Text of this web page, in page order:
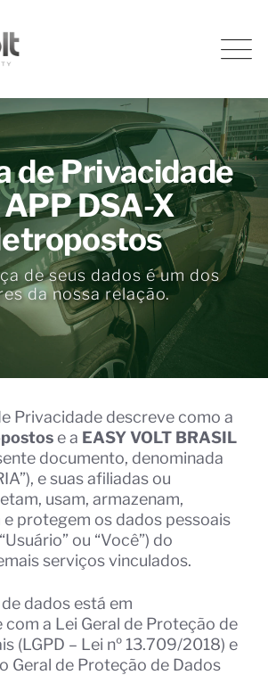
de Privacidade
DSA-X
de seus dados é um dos
da nossa relação.
Privacidade descreve como a
e a EASY VOLT BRASIL
documento, denominada
e suas afiliadas ou
usam, armazenam,
protegem os dados pessoais
ou “Você”) do
serviços vinculados.
dados está em
a Lei Geral de Proteção de
(LGPD – Lei nº 13.709/2018) e
Geral de Proteção de Dados